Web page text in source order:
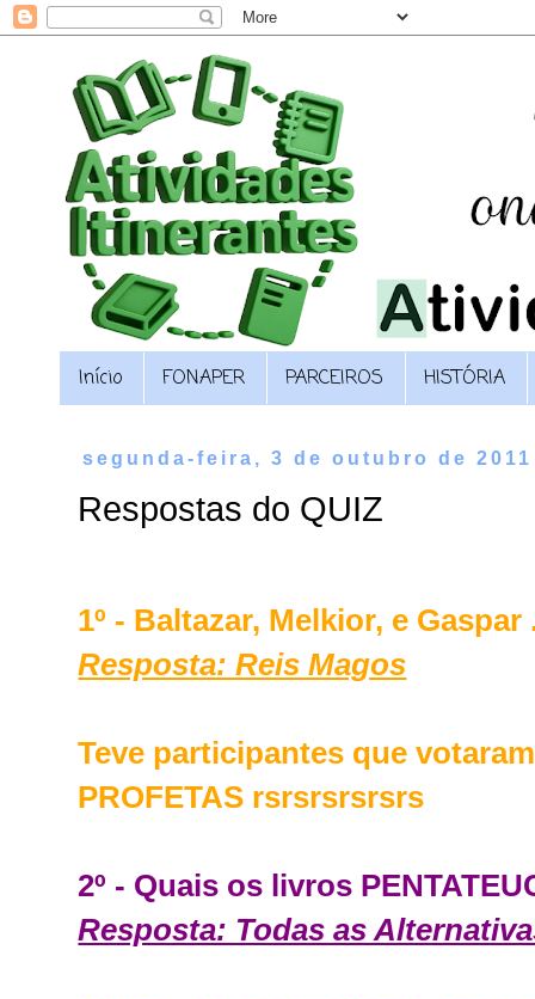
Início FONAPER PARCEIROS HISTÓRIA
segunda-feira, 3 de outubro de 2011
Respostas do QUIZ
1º - Baltazar, Melkior, e Gaspar
Resposta: Reis Magos
Teve participantes que
PROFETAS rsrsrsrsrsrs
2º - Quais os livros
Resposta: Todas as